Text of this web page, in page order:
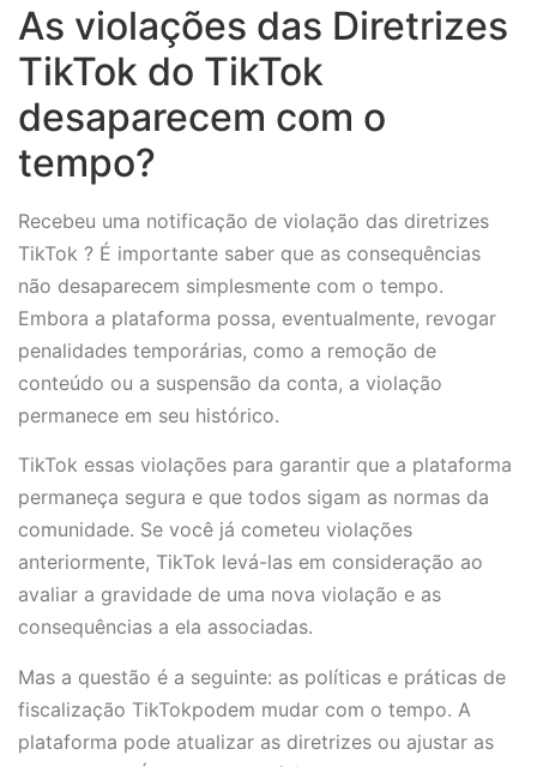
As violações das Diretrizes
TikTok do TikTok
desaparecem com o
tempo?
Recebeu uma notificação de violação das diretrizes
TikTok ? É importante saber que as consequências
não desaparecem simplesmente com o tempo.
Embora a plataforma possa, eventualmente, revogar
penalidades temporárias, como a remoção de
conteúdo ou a suspensão da conta, a violação
permanece em seu histórico.
TikTok essas violações para garantir que a plataforma
permaneça segura e que todos sigam as normas da
comunidade. Se você já cometeu violações
anteriormente, TikTok levá-las em consideração ao
avaliar a gravidade de uma nova violação e as
consequências a ela associadas.
Mas a questão é a seguinte: as políticas e práticas de
fiscalização TikTokpodem mudar com o tempo. A
plataforma pode atualizar as diretrizes ou ajustar as